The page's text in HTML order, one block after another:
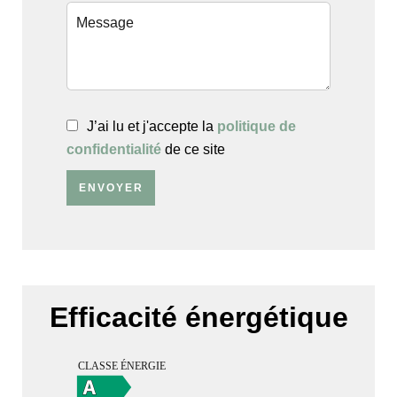
J’ai lu et j'accepte la politique de
confidentialité de ce site
ENVOYER
Efficacité énergétique